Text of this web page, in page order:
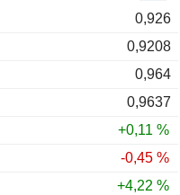
0,926
0,9208
0,964
0,9637
+0,11 %
-0,45 %
+4,22 %